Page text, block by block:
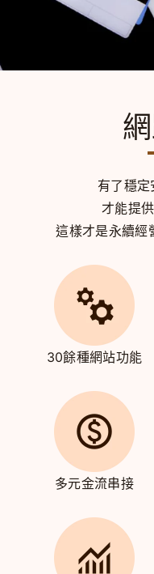
有了穩
才能提
這樣才是永續經
30餘種網站功能
多元金流串接